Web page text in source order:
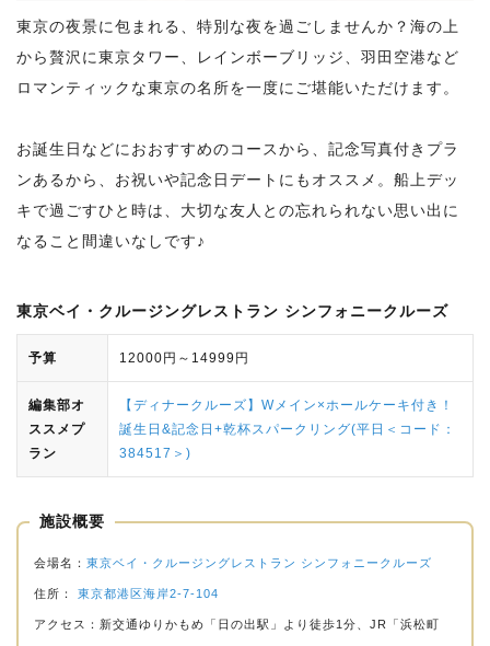
東京の夜景に包まれる、特別な夜を過ごしませんか？海の上
から贅沢に東京タワー、レインボーブリッジ、羽田空港など
ロマンティックな東京の名所を一度にご堪能いただけます。
お誕生日などにおおすすめのコースから、記念写真付きプラ
ンあるから、お祝いや記念日デートにもオススメ。船上デッ
キで過ごすひと時は、大切な友人との忘れられない思い出に
なること間違いなしです♪
東京ベイ・クルージングレストラン シンフォニークルーズ
予算 12000円～14999円
編集部オ
ススメプ
ラン
【ディナークルーズ】Wメイン×ホールケーキ付き！
誕生日&記念日+乾杯スパークリング(平日＜コード：
384517＞)
施設概要
会場名： 東京ベイ・クルージングレストラン シンフォニークルーズ
住所： 東京都港区海岸2-7-104
アクセス：新交通ゆりかもめ「日の出駅」より徒歩1分、JR「浜松町